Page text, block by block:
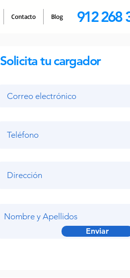
Contacto Blog 912 268
Solicita tu cargador
Enviar